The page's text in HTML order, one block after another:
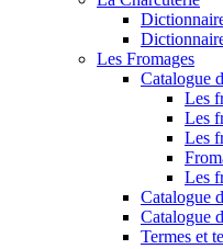
Les Fromages
Catalogue
Les
Les
Les
Les
Catalogue
Catalogue
Termes et